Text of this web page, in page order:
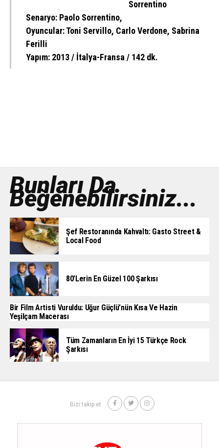
Sorrentino
Senaryo: Paolo Sorrentino,
Oyuncular: Toni Servillo, Carlo Verdone, Sabrina
Ferilli
Yapım: 2013 / İtalya-Fransa / 142 dk.
Bunları Da
Beğenebilirsiniz...
Şef Restoranında Kahvaltı: Gasto Street &
Local Food
80’lerin En Güzel 100 Şarkısı
Bir Film Artisti Vuruldu: Uğur Güçlü’nün Kısa Ve Hazin
Yeşilçam Macerası
Tüm Zamanların En İyi 15 Türkçe Rock
Şarkısı
Bizi takip et